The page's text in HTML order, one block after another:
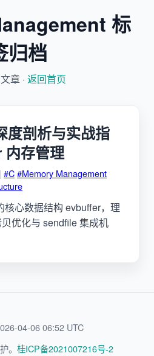
标
归档
章 · 返回首页
度剖析与实战指
存管理
| #C#Memory Management
核心数据结构 evbuffer，理
优化与 sendfile 集成机
04-06 06:52 UTC
。 桂ICP备2021007216号-2